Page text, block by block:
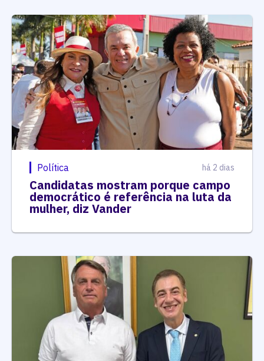
Política há 2 dias
Candidatas mostram porque campo
democrático é referência na luta da
mulher, diz Vander